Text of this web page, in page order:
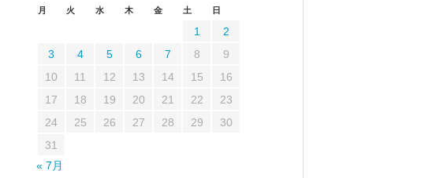
月 火 水 木 金 土 日
1
2
3
4 5 6 7 8
9
10
11 12 13 14 15
16
17
18 19 20 21 22
23
24
25 26 27 28 29
30
31
« 7月